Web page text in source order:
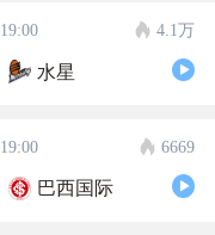
19:00 4.1万
水星
19:00 6669
巴西国际